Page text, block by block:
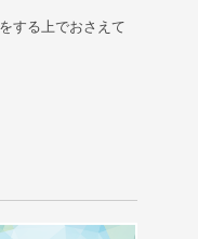
する上でおさえて